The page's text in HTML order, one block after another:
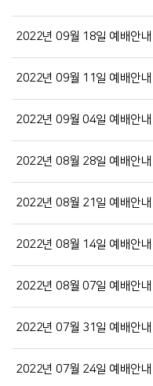
2022년 09월 18일 예배안내
2022년 09월 11일 예배안내
2022년 09월 04일 예배안내
2022년 08월 28일 예배안내
2022년 08월 21일 예배안내
2022년 08월 14일 예배안내
2022년 08월 07일 예배안내
2022년 07월 31일 예배안내
2022년 07월 24일 예배안내